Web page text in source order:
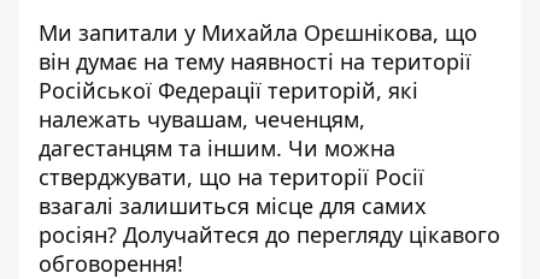
Ми запитали у Михайла Орєшнікова, що
він думає на тему наявності на території
Російської Федерації територій, які
належать чувашам, чеченцям,
дагестанцям та іншим. Чи можна
стверджувати, що на території Росії
взагалі залишиться місце для самих
росіян? Долучайтеся до перегляду цікавого
обговорення!